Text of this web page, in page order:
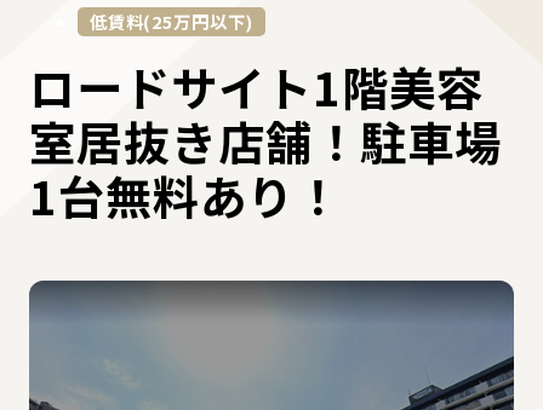
低賃料(25万円以下)
ロードサイト1階美容
室居抜き店舗！駐車場
1台無料あり！